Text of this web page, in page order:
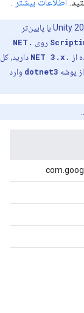
یا بالاتر نیاز دارد. اگر از Unity 2018 یا پایین‌تر
روی
.NET
از .NET 3.x
دارید، کل
dotnet3 وارد